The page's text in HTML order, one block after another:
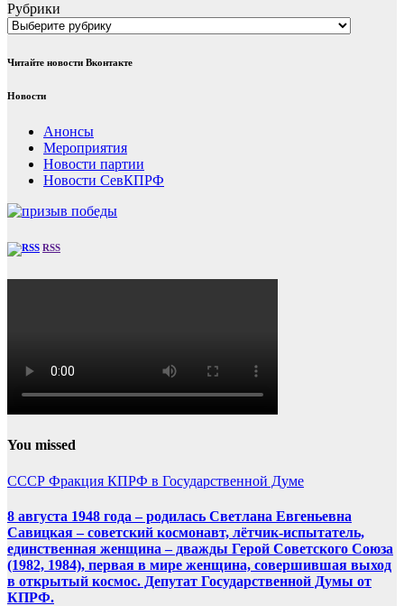
Рубрики
Читайте новости Вконтакте
Новости
Анонсы
Мероприятия
Новости партии
Новости СевКПРФ
RSS
You missed
СССР Фракция КПРФ в Государственной Думе
8 августа 1948 года – родилась Светлана Евгеньевна
Савицкая – советский космонавт, лётчик-испытатель,
единственная женщина – дважды Герой Советского Союза
(1982, 1984), первая в мире женщина, совершившая выход
в открытый космос. Депутат Государственной Думы от
КПРФ.